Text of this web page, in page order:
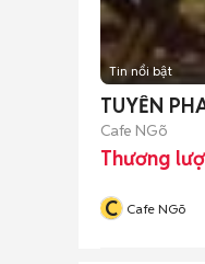
Tin nổi bật
TUYỂN
Cafe NGõ
Thương
C Cafe NGõ